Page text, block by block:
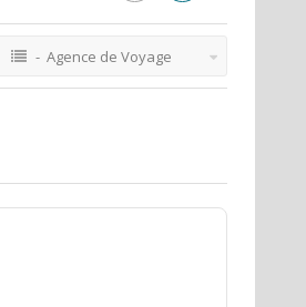
- Agence de Voyage